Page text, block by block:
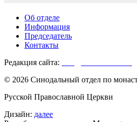
Об отделе
Информация
Председатель
Контакты
Редакция сайта:
© 2026 Синодальный отдел по
Русской Православной Церкви
Дизайн: далее